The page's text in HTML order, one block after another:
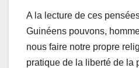
A la lecture de ces
Guinéens pouvons,
nous faire notre propre
pratique de la liberté de la